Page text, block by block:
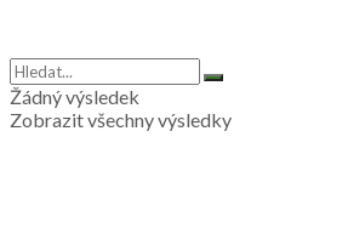
Žádný výsledek
Zobrazit všechny výsledky